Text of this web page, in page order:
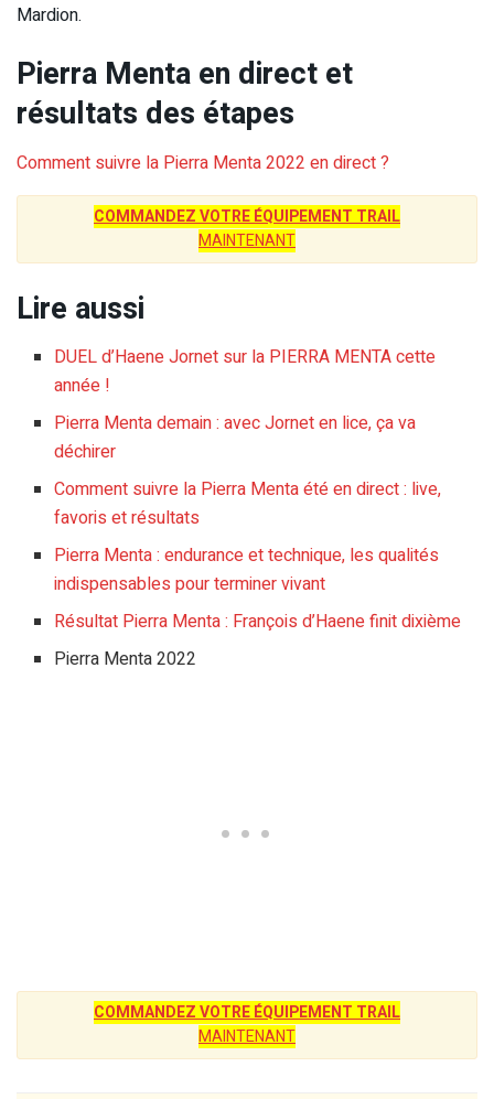
Mardion.
Pierra Menta en direct et
résultats des étapes
Comment suivre la Pierra Menta 2022 en direct ?
COMMANDEZ VOTRE ÉQUIPEMENT TRAIL
MAINTENANT
Lire aussi
DUEL d’Haene Jornet sur la PIERRA MENTA cette
année !
Pierra Menta demain : avec Jornet en lice, ça va
déchirer
Comment suivre la Pierra Menta été en direct : live,
favoris et résultats
Pierra Menta : endurance et technique, les qualités
indispensables pour terminer vivant
Résultat Pierra Menta : François d’Haene finit dixième
Pierra Menta 2022
COMMANDEZ VOTRE ÉQUIPEMENT TRAIL
MAINTENANT